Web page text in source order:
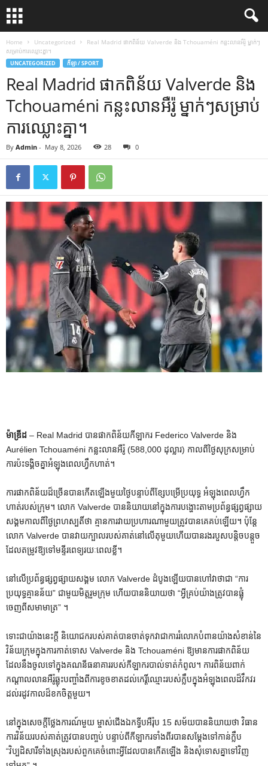
Home Uncategorized
Real Madrid ផាកពិន័យ Valverde និង Tchouaméni កន្លះលានអឺរ៉ូ ម្នាក់ៗ
សម្រាប់ការឈ្លោះគ្នា។
UNCATEGORIZED កីឡា / SPORT
Real Madrid ផាកពិន័យ Valverde និង
Tchouaméni កន្លះលានអឺរ៉ូ ម្នាក់ៗសម្រាប់
ការឈ្លោះគ្នា។
By Admin - May 8, 2026 28 0
ម៉ាឌ្រីដ – Real Madrid បានផាកពិន័យកីឡាករ Federico Valverde និង
Aurélien Tchouaméni កន្លះលានអឺរ៉ូ (588,000 ដុល្លារ) កាលពីថ្ងៃសុក្រសម្រាប់
ការប៉ះទង្គិចគ្នាអំឡុងពេលហ្វឹកហាត់។
ការផាកពិន័យដ៏ច្រើនបានកើតឡើងមួយថ្ងៃបន្ទាប់ពីខ្សែបម្រើប្រយុទ្ធ អំឡុងពេលហ្វឹក
ហាត់របស់ក្រុម។ លោក Valverde បាន​និយាយ​នៅ​ក្នុង​ការ​បង្ហោះ​តាម​ប្រព័ន្ធ​ផ្សព្វផ្សាយ​
សង្គម​កាល​ពី​ថ្ងៃ​ព្រហស្បតិ៍​ថា គ្មាន​ការ​វាយ​ប្រហារ​ណា​មួយ​ត្រូវ​បាន​គេ​គប់​ឡើយ។ ប៉ុន្តែ
លោក Valverde បានវាយក្បាលរបស់គាត់នៅលើតុមួយហើយបានរងរបួសបន្តិចបន្តួច
ដែលតម្រូវឱ្យទៅមន្ទីរពេទ្យរយៈពេលខ្លី។
នៅលើប្រព័ន្ធផ្សព្វផ្សាយសង្គម លោក Valverde ដំបូងឡើយបានហៅវាថាជា “ការ
ប្រយុទ្ធគ្មានន័យ” ជាមួយមិត្តរួមក្រុម ហើយបាននិយាយថា “អ្វីគ្រប់យ៉ាងត្រូវបានផ្លុំ
ចេញពីសមាមាត្រ” ។
ទោះជាយ៉ាងនេះក្តី និយោជករបស់គាត់បានចាត់ទុកវាជាការរំលោភបំពានយ៉ាងសំខាន់នៃ
វិន័យក្រុមក្នុងការកាត់ទោស Valverde និង Tchouaméni ឱ្យមានការផាកពិន័យ
ដែលនឹងចូលទៅក្នុងគណនីធនាគាររបស់កីឡាករបាល់ទាត់កំពូល។ ការពិន័យពាក់
កណ្តាលលានអឺរ៉ូឆ្លុះបញ្ចាំងពីការខូចខាតដល់កេរ្តិ៍ឈ្មោះរបស់ក្លឹបក្នុងអំឡុងពេលដ៏វឹកវរ
ដល់រដូវកាលដ៏ខកចិត្តមួយ។
នៅក្នុងសេចក្តីថ្លែងការណ៍មួយ ម្ចាស់ជើងឯកទ្វីបអឺរ៉ុប 15 សម័យបាននិយាយថា វិធាន
ការវិន័យរបស់គាត់ត្រូវបានបញ្ចប់ បន្ទាប់ពីកីឡាករទាំងពីរបានសម្តែងទៅកាន់ក្លឹប
“វិប្បដិសារីទាំងស្រុងរបស់ពួកគេចំពោះអ្វីដែលបានកើតឡើង និងសុំទោសគ្នាទៅវិញ